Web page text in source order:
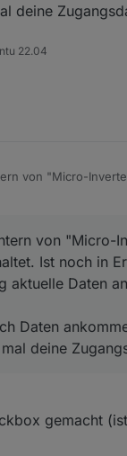
deine
22.04
von "Micro-
du das bitte
von "Micro-
Ist noch in
aktuelle Daten
Daten
deine
gemacht